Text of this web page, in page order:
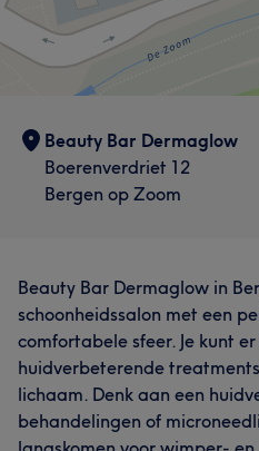
Beauty Bar Dermaglow
Boerenverdriet 12
Bergen op Zoom
Beauty Bar Dermaglow in
schoonheidssalon met een
comfortabele sfeer. Je kunt
huidverbeterende
lichaam. Denk aan een
behandelingen of